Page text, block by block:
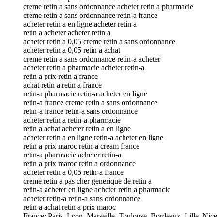
creme retin a sans ordonnance acheter retin a pharmacie
creme retin a sans ordonnance retin-a france
acheter retin a en ligne acheter retin a
retin a acheter acheter retin a
acheter retin a 0,05 creme retin a sans ordonnance
acheter retin a 0,05 retin a achat
creme retin a sans ordonnance retin-a acheter
acheter retin a pharmacie acheter retin-a
retin a prix retin a france
achat retin a retin a france
retin-a pharmacie retin-a acheter en ligne
retin-a france creme retin a sans ordonnance
retin-a france retin-a sans ordonnance
acheter retin a retin-a pharmacie
retin a achat acheter retin a en ligne
acheter retin a en ligne retin-a acheter en ligne
retin a prix maroc retin-a cream france
retin-a pharmacie acheter retin-a
retin a prix maroc retin a ordonnance
acheter retin a 0,05 retin-a france
creme retin a pas cher generique de retin a
retin-a acheter en ligne acheter retin a pharmacie
acheter retin-a retin-a sans ordonnance
retin a achat retin a prix maroc